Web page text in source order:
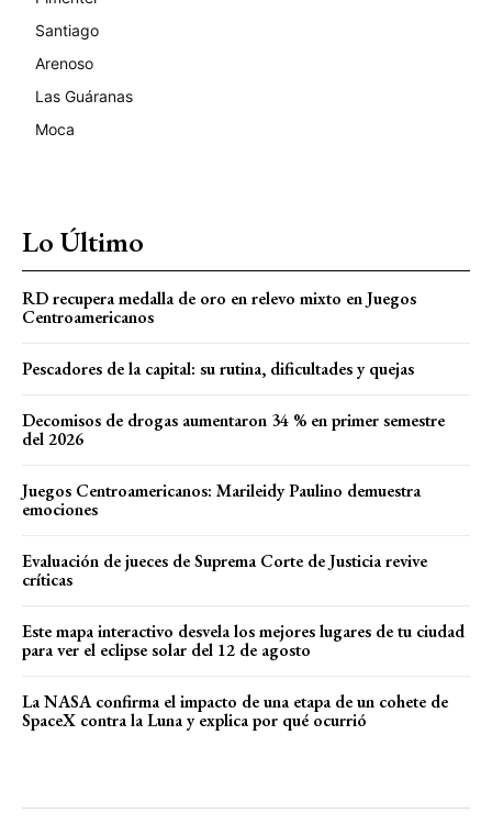
Santiago
Arenoso
Las Guáranas
Moca
Lo Último
RD recupera medalla de oro en relevo mixto en Juegos
Centroamericanos
Pescadores de la capital: su rutina, dificultades y quejas
Decomisos de drogas aumentaron 34 % en primer semestre
del 2026
Juegos Centroamericanos: Marileidy Paulino demuestra
emociones
Evaluación de jueces de Suprema Corte de Justicia revive
críticas
Este mapa interactivo desvela los mejores lugares de tu ciudad
para ver el eclipse solar del 12 de agosto
La NASA confirma el impacto de una etapa de un cohete de
SpaceX contra la Luna y explica por qué ocurrió